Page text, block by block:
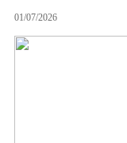
01/07/2026